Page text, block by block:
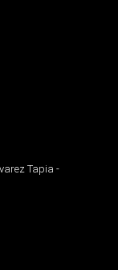
Tapia -